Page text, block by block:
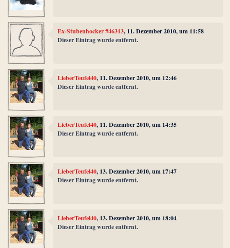
Ex-Stubenhocker #46313, 11. Dezember 2010, um 11:58
Dieser Eintrag wurde entfernt.
LieberTeufel40, 11. Dezember 2010, um 12:46
Dieser Eintrag wurde entfernt.
LieberTeufel40, 11. Dezember 2010, um 14:35
Dieser Eintrag wurde entfernt.
LieberTeufel40, 13. Dezember 2010, um 17:47
Dieser Eintrag wurde entfernt.
LieberTeufel40, 13. Dezember 2010, um 18:04
Dieser Eintrag wurde entfernt.